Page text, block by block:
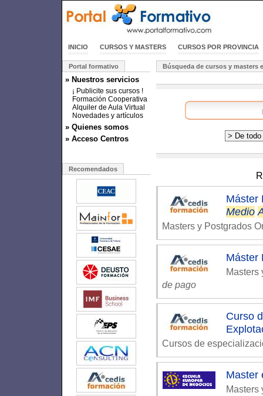
INICIO CURSOS Y MASTERS CURSOS POR PROVINCIA
Portal formativo
» Nuestros servicios
¡ Publicite sus cursos !
Formación Cooperativa
Alquiler de Aula Virtual
Novedades y artículos
» Quienes somos
» Acceso Centros
Recomendados
Búsqueda de cursos y masters
Máster
Medio
Masters y Postgrados
Máster
Masters
de pago
Curso
Cursos de
Master
Masters